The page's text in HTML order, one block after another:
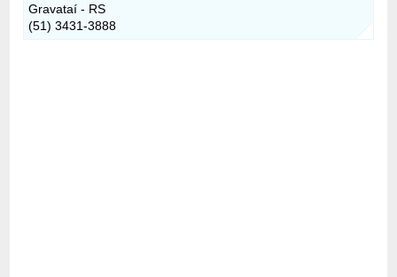
Gravataí - RS
(51) 3431-3888